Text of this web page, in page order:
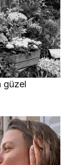
güzel